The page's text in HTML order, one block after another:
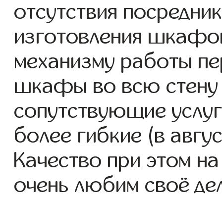
отсутствия
изготовления
механизму работы
шкафы во всю стену
сопутствующие
более гибкие (в
Качество при этом
очень любим своё